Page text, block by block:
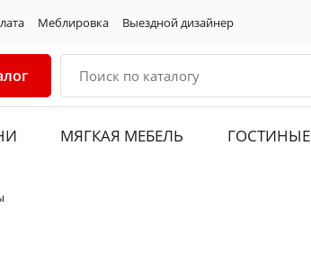
Меблировка Выездной дизайнер
МЯГКАЯ МЕБЕЛЬ ГОСТИНЫЕ